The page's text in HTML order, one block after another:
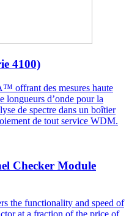
4100)
offrant des mesures haute
longueurs d’onde pour la
de spectre dans un boîtier
de tout service WDM.
Checker Module
the functionality and speed of
at a fraction of the price of